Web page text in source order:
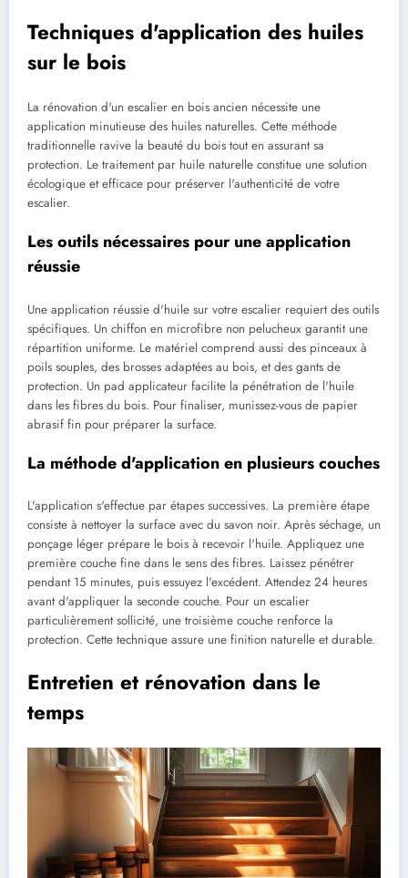
Techniques d'application des huiles
sur le bois
La rénovation d'un escalier en bois ancien nécessite une
application minutieuse des huiles naturelles. Cette méthode
traditionnelle ravive la beauté du bois tout en assurant sa
protection. Le traitement par huile naturelle constitue une solution
écologique et efficace pour préserver l'authenticité de votre
escalier.
Les outils nécessaires pour une application
réussie
Une application réussie d'huile sur votre escalier requiert des outils
spécifiques. Un chiffon en microfibre non pelucheux garantit une
répartition uniforme. Le matériel comprend aussi des pinceaux à
poils souples, des brosses adaptées au bois, et des gants de
protection. Un pad applicateur facilite la pénétration de l'huile
dans les fibres du bois. Pour finaliser, munissez-vous de papier
abrasif fin pour préparer la surface.
La méthode d'application en plusieurs couches
L'application s'effectue par étapes successives. La première étape
consiste à nettoyer la surface avec du savon noir. Après séchage, un
ponçage léger prépare le bois à recevoir l'huile. Appliquez une
première couche fine dans le sens des fibres. Laissez pénétrer
pendant 15 minutes, puis essuyez l'excédent. Attendez 24 heures
avant d'appliquer la seconde couche. Pour un escalier
particulièrement sollicité, une troisième couche renforce la
protection. Cette technique assure une finition naturelle et durable.
Entretien et rénovation dans le
temps